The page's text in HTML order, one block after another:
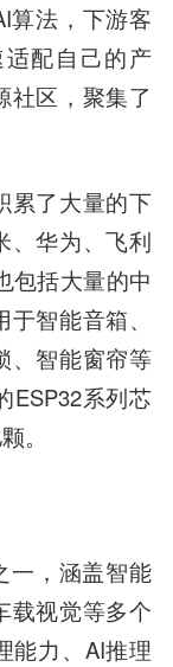
算法，下游客
配自己的产
社区，聚集了
累了大量的下
、华为、飞利
包括大量的中
智能音箱、
、智能窗帘等
ESP32系列芯
。
一，涵盖智能
载视觉等多个
能力、AI推理